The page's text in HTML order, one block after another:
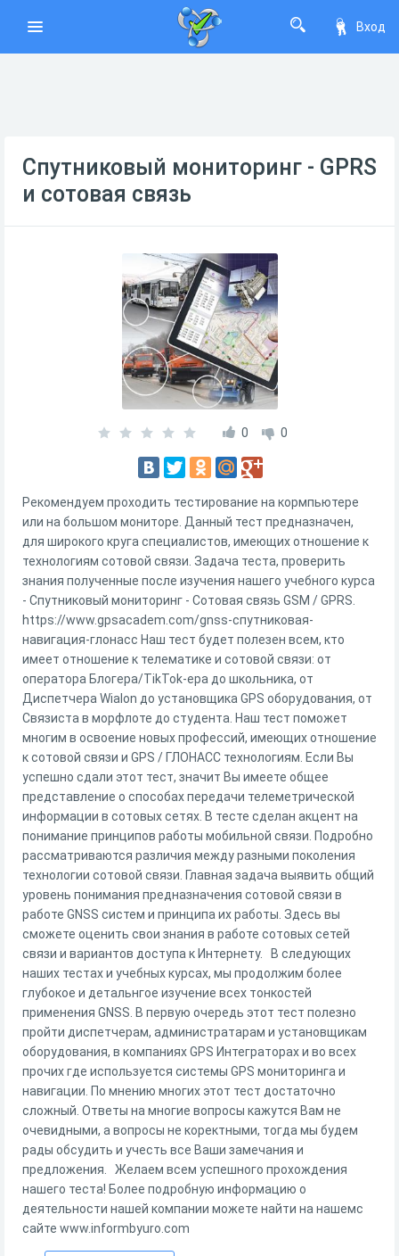
Вход
Спутниковый мониторинг - GPRS
и сотовая связь
0 0
Рекомендуем проходить тестирование на кормпьютере
или на большом мониторе. Данный тест предназначен,
для широкого круга специалистов, имеющих отношение к
технологиям сотовой связи. Задача теста, проверить
знания полученные после изучения нашего учебного курса
- Спутниковый мониторинг - Сотовая связь GSM / GPRS.
https://www.gpsacadem.com/gnss-спутниковая-
навигация-глонасс Наш тест будет полезен всем, кто
имеет отношение к телематике и сотовой связи: от
оператора Блогера/TikTok-ера до школьника, от
Диспетчера Wialon до установщика GPS оборудования, от
Связиста в морфлоте до студента. Наш тест поможет
многим в освоение новых профессий, имеющих отношение
к сотовой связи и GPS / ГЛОНАСС технологиям. Если Вы
успешно сдали этот тест, значит Вы имеете общее
представление о способах передачи телеметрической
информации в сотовых сетях. В тесте сделан акцент на
понимание принципов работы мобильной связи. Подробно
рассматриваются различия между разными поколения
технологии сотовой связи. Главная задача выявить общий
уровень понимания предназначения сотовой связи в
работе GNSS систем и принципа их работы. Здесь вы
сможете оценить свои знания в работе сотовых сетей
связи и вариантов доступа к Интернету. В следующих
наших тестах и учебных курсах, мы продолжим более
глубокое и детальнгое изучение всех тонкостей
применения GNSS. В первую очередь этот тест полезно
пройти диспетчерам, администратарам и установщикам
оборудования, в компаниях GPS Интеграторах и во всех
прочих где используется системы GPS мониторинга и
навигации. По мнению многих этот тест достаточно
сложный. Ответы на многие вопросы кажутся Вам не
очевидными, а вопросы не коректными, тогда мы будем
рады обсудить и учесть все Ваши замечания и
предложения. Желаем всем успешного прохождения
нашего теста! Более подробную информацию о
деятельности нашей компании можете найти на нашемс
сайте www.informbyuro.com